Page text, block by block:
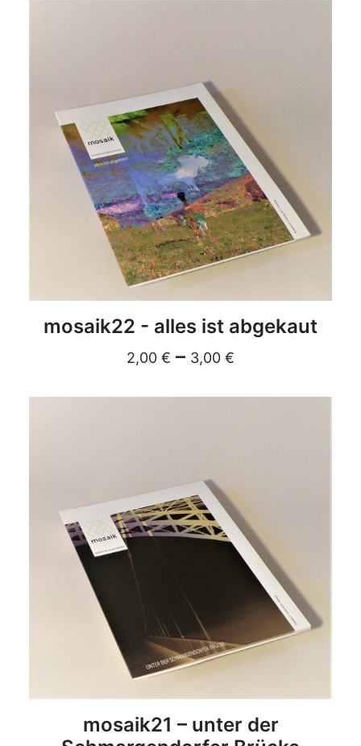
DETAILS
mosaik22 - alles ist abgekaut
2,00 € – 3,00 €
DETAILS
mosaik21 – unter der